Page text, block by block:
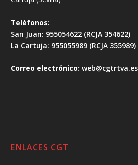
Teléfonos:
San Juan: 955054622 (RCJA 354622)
La Cartuja: 955055989 (RCJA 355989)
Correo electrónico:web@cgtrtva.es
ENLACES CGT